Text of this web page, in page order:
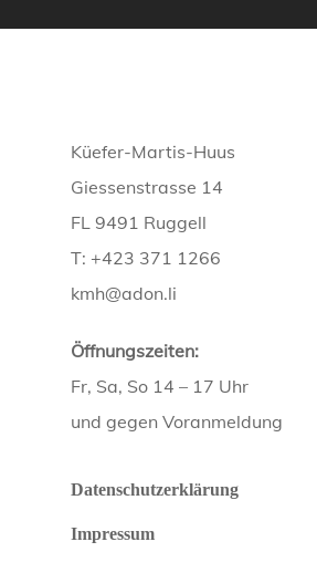
Küefer-Martis-Huus
Giessenstrasse 14
FL 9491 Ruggell
T: +423 371 1266
kmh@adon.li
Öffnungszeiten:
Fr, Sa, So 14 – 17 Uhr
und gegen Voranmeldung
Datenschutzerklärung
Impressum